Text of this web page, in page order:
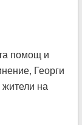
помощ и
Георги
на